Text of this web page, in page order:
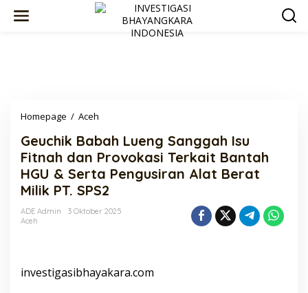
Homepage / Aceh
Lueng
Sanggah
Isu
Fitnah
dan
Terkait
Pengusiran
Geuchik Babah Lueng Sanggah Isu
Fitnah dan Provokasi Terkait Bantah
HGU & Serta Pengusiran Alat Berat
Milik PT. SPS2
ADE Admin
3 Oktober 2025
Aceh
investigasibhayakara.com